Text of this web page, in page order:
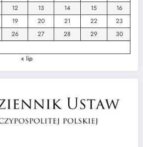
12 13 14 15
16
19 20 21 22
23
26 27 28 29
30
« lip